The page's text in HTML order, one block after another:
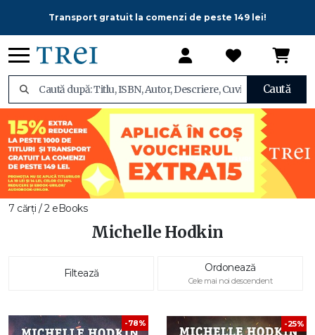
Transport gratuit la comenzi de peste 149 lei!
Caută
7 cărți / 2 eBooks
Michelle Hodkin
Filtează Ordonează
Cele mai noi descendent
-78% -25%